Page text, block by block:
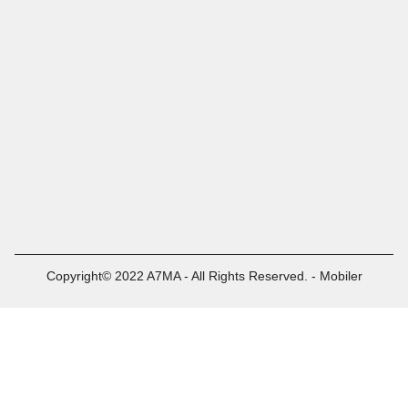
Copyright© 2022 A7MA - All Rights Reserved. - Mobiler